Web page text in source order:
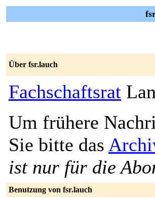
Über fsr.lauch
Fachschaftsrat
Um frühere
Sie bitte das
ist nur für die
Benutzung von fsr.lauch